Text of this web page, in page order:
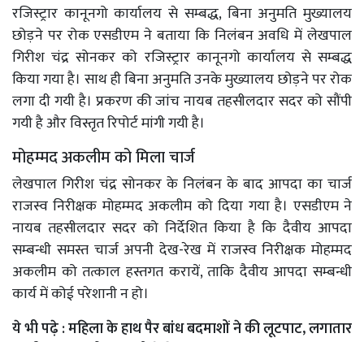
रजिस्ट्रार कानूनगो कार्यालय से सम्बद्ध, बिना अनुमति मुख्यालय
छोड़ने पर रोक एसडीएम ने बताया कि निलंबन अवधि में लेखपाल
गिरीश चंद्र सोनकर को रजिस्ट्रार कानूनगो कार्यालय से सम्बद्ध
किया गया है। साथ ही बिना अनुमति उनके मुख्यालय छोड़ने पर रोक
लगा दी गयी है। प्रकरण की जांच नायब तहसीलदार सदर को सौंपी
गयी है और विस्तृत रिपोर्ट मांगी गयी है।
मोहम्मद अकलीम को मिला चार्ज
लेखपाल गिरीश चंद्र सोनकर के निलंबन के बाद आपदा का चार्ज
राजस्व निरीक्षक मोहम्मद अकलीम को दिया गया है। एसडीएम ने
नायब तहसीलदार सदर को निर्देशित किया है कि दैवीय आपदा
सम्बन्धी समस्त चार्ज अपनी देख-रेख में राजस्व निरीक्षक मोहम्मद
अकलीम को तत्काल हस्तगत करायें, ताकि दैवीय आपदा सम्बन्धी
कार्य में कोई परेशानी न हो।
ये भी पढ़े :महिला के हाथ पैर बांध बदमाशों ने की लूटपाट, लगातार